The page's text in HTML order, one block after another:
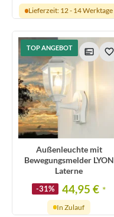
Lieferzeit: 12 - 14 Werktage
TOP ANGEBOT
Außenleuchte mit
Bewegungsmelder LYON
Laterne
-31% 44,95 € *
In Zulauf